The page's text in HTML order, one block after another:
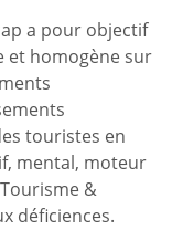
a pour objectif
et homogène sur
touristes en
mental, moteur
&
déficiences.